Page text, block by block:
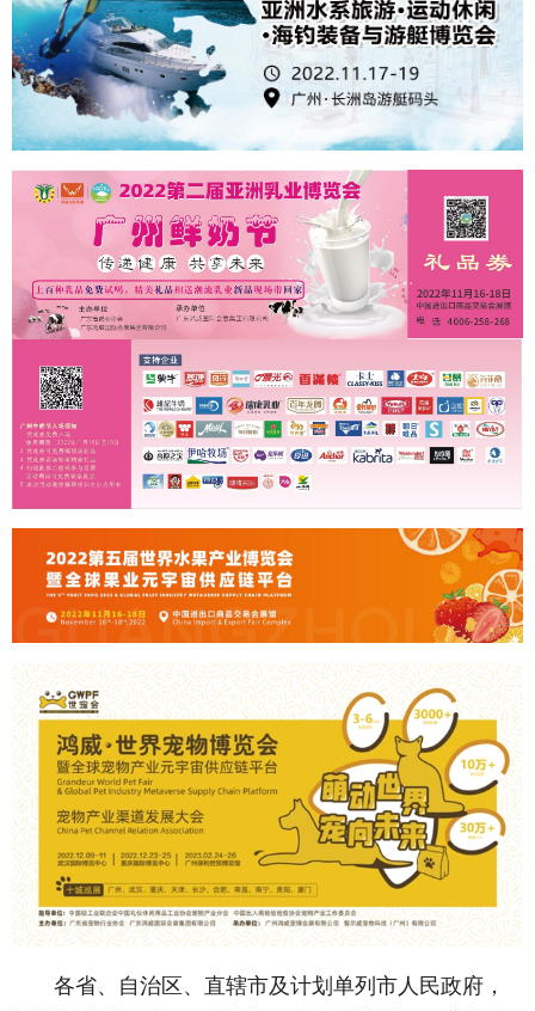
各省、自治区、直辖市及计划单列市人民政府，